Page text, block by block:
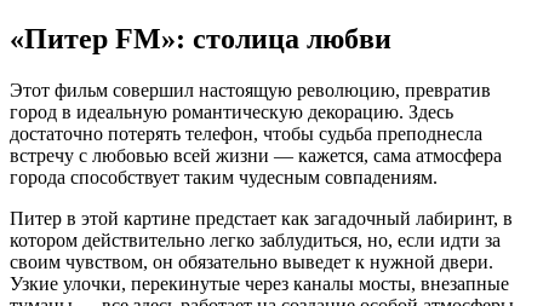
«Питер FM»: столица любви
Этот фильм совершил настоящую революцию, превратив
город в идеальную романтическую декорацию. Здесь
достаточно потерять телефон, чтобы судьба преподнесла
встречу с любовью всей жизни — кажется, сама атмосфера
города способствует таким чудесным совпадениям.
Питер в этой картине предстает как загадочный лабиринт, в
котором действительно легко заблудиться, но, если идти за
своим чувством, он обязательно выведет к нужной двери.
Узкие улочки, перекинутые через каналы мосты, внезапные